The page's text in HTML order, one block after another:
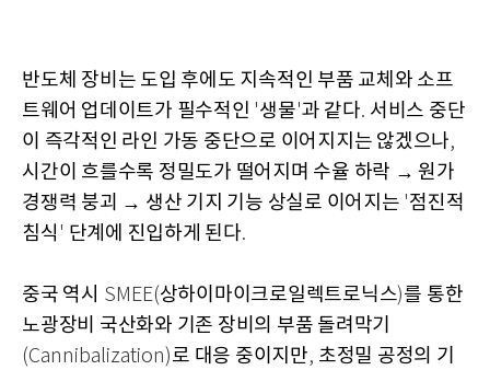
반도체 장비는 도입 후에도 지속적인 부품 교체와 소프
트웨어 업데이트가 필수적인 '생물'과 같다. 서비스 중단
이 즉각적인 라인 가동 중단으로 이어지지는 않겠으나,
시간이 흐를수록 정밀도가 떨어지며 수율 하락 → 원가
경쟁력 붕괴 → 생산 기지 기능 상실로 이어지는 '점진적
침식 ' 단계에 진입하게 된다.
중국 역시 SMEE(상하이마이크로일렉트로닉스)를 통한
노광장비 국산화와 기존 장비의 부품 돌려막기
(Cannibalization)로 대응 중이지만, 초정밀 공정의 기